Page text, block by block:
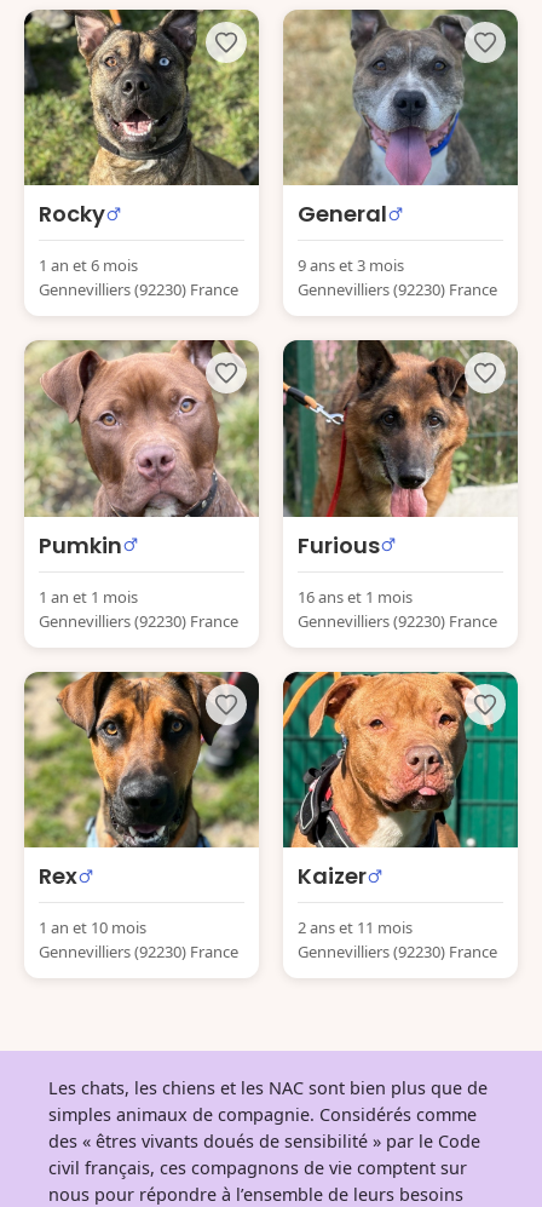
Rocky
1 an et 6 mois
Gennevilliers (92230) France
General
9 ans et 3 mois
Gennevilliers (92230) France
Pumkin
1 an et 1 mois
Gennevilliers (92230) France
Furious
16 ans et 1 mois
Gennevilliers (92230) France
Rex
1 an et 10 mois
Gennevilliers (92230) France
Kaizer
2 ans et 11 mois
Gennevilliers (92230) France
Les chats, les chiens et les NAC sont bien plus que de
simples animaux de compagnie. Considérés comme
des « êtres vivants doués de sensibilité » par le Code
civil français, ces compagnons de vie comptent sur
nous pour répondre à l’ensemble de leurs besoins